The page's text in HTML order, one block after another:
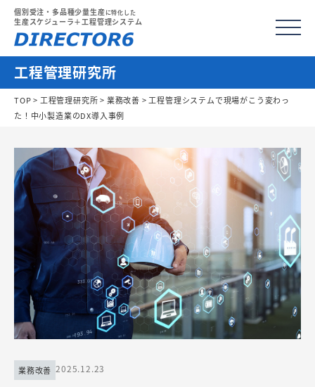
個別受注・多品種少量生産に特化した
生産スケジューラ＋工程管理システム
工程管理研究所
TOP> 工程管理研究所> 業務改善 > 工程管理システムで現場がこう変わっ
た！中小製造業のDX導入事例
業務改善 2025.12.23